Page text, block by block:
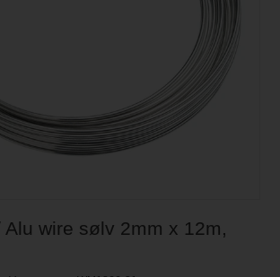
Alu wire sølv 2mm x 12m,